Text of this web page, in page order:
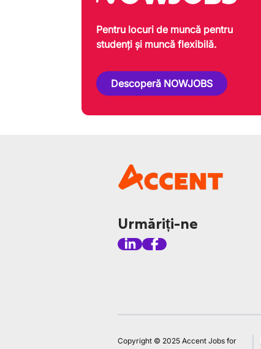
Pentru locuri de muncă pentru
studenți și muncă flexibilă.
Descoperă NOWJOBS
Urmăriți-ne
Copyright © 2025 Accent Jobs for